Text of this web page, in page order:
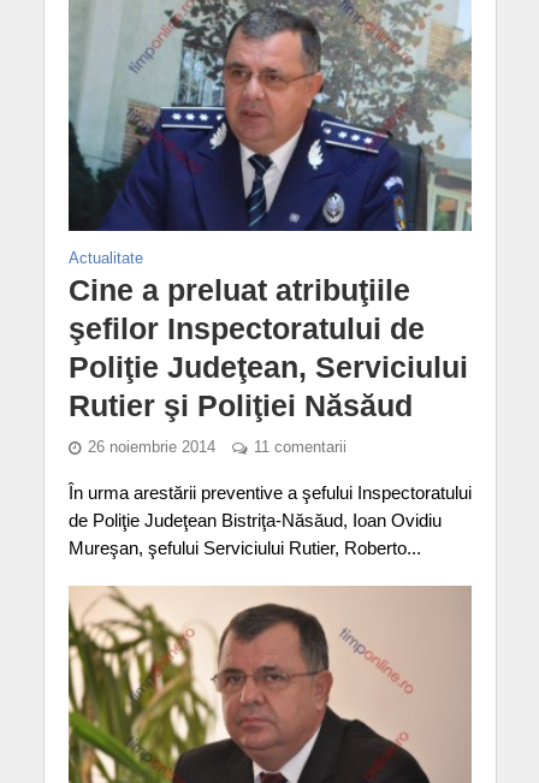
Actualitate
Cine a preluat atribuţiile
şefilor Inspectoratului de
Poliţie Judeţean, Serviciului
Rutier şi Poliţiei Năsăud
26 noiembrie 2014 11 comentarii
În urma arestării preventive a şefului Inspectoratului
de Poliţie Judeţean Bistriţa-Năsăud, Ioan Ovidiu
Mureşan, şefului Serviciului Rutier, Roberto...